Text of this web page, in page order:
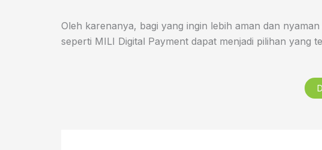
Oleh karenanya, bagi yang ingin lebih aman dan
seperti MILI Digital Payment dapat menjadi pilihan yang